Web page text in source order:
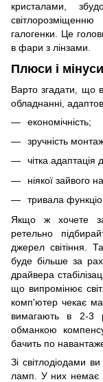
кристалами,
галогенки. Це
в фари з лінзами.
Плюси і
Варто згадати, що
обладнанні,
економічність;
зручність
чітка адаптація
ніякої зайвого
тривала
Якщо ж хочете
ретельно
джерел світіння.
буде більше за
драйвера
що випромінює
комп'ютер чекає
вимагають в 2-3
обманкою
бачить по
Зі світлодіодами
ламп. У них немає